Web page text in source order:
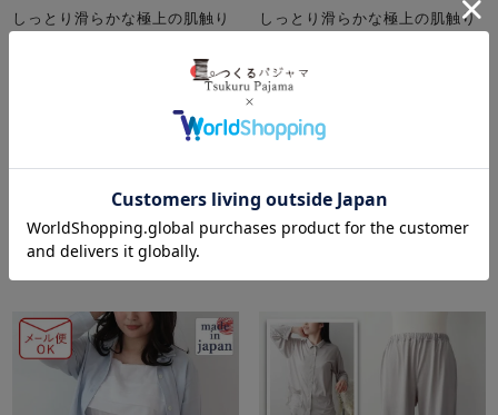
しっとり滑らかな極上の肌触り
すみネックウォーマー
ニット
詳細を見る
しっとり滑らかな極上の肌触り
プ 【オーダーメイド】
7,920
詳細を見る